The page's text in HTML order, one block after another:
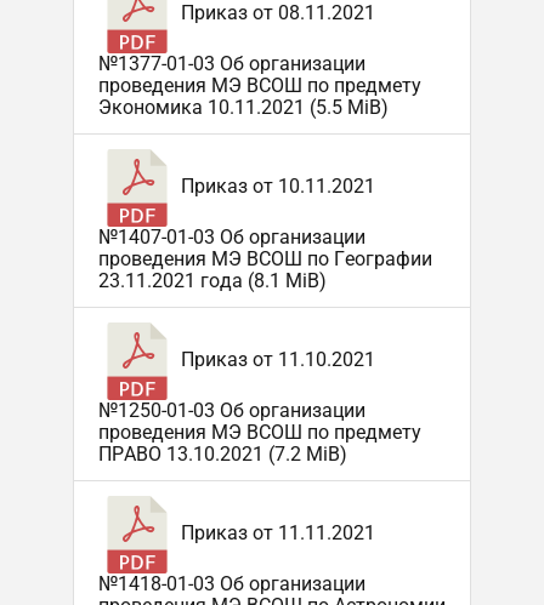
Приказ от 08.11.2021
№1377-01-03 Об организации
проведения МЭ ВСОШ по предмету
Экономика 10.11.2021 (5.5 MiB)
Приказ от 10.11.2021
№1407-01-03 Об организации
проведения МЭ ВСОШ по Географии
23.11.2021 года (8.1 MiB)
Приказ от 11.10.2021
№1250-01-03 Об организации
проведения МЭ ВСОШ по предмету
ПРАВО 13.10.2021 (7.2 MiB)
Приказ от 11.11.2021
№1418-01-03 Об организации